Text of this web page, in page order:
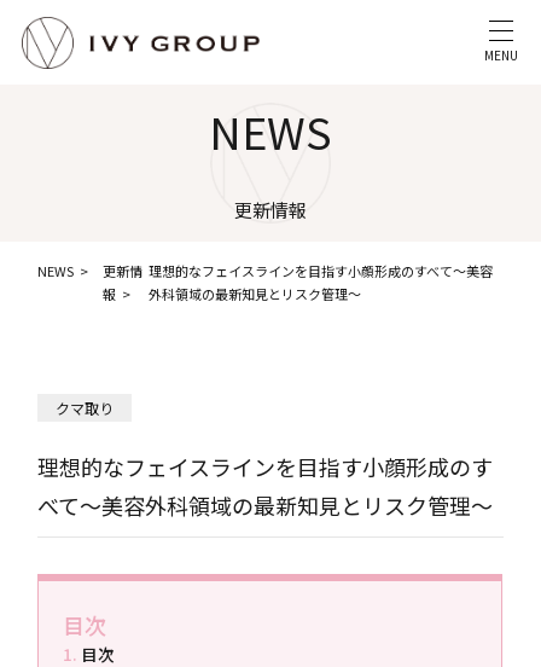
MENU
NEWS
更新情報
NEWS
更新情
報
理想的なフェイスラインを目指す小顔形成のすべて〜美容
外科領域の最新知見とリスク管理〜
クマ取り
理想的なフェイスラインを目指す小顔形成のす
べて〜美容外科領域の最新知見とリスク管理〜
目次
目次